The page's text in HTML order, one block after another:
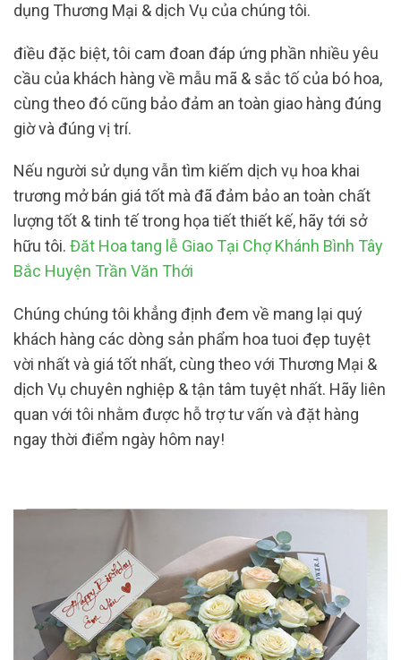
dụng Thương Mại & dịch Vụ của chúng tôi.
điều đặc biệt, tôi cam đoan đáp ứng phần nhiều yêu
cầu của khách hàng về mẫu mã & sắc tố của bó hoa,
cùng theo đó cũng bảo đảm an toàn giao hàng đúng
giờ và đúng vị trí.
Nếu người sử dụng vẫn tìm kiếm dịch vụ hoa khai
trương mở bán giá tốt mà đã đảm bảo an toàn chất
lượng tốt & tinh tế trong họa tiết thiết kế, hãy tới sở
hữu tôi. Đăt Hoa tang lễ Giao Tại Chợ Khánh Bình Tây
Bắc Huyện Trần Văn Thới
Chúng chúng tôi khẳng định đem về mang lại quý
khách hàng các dòng sản phẩm hoa tuoi đẹp tuyệt
vời nhất và giá tốt nhất, cùng theo với Thương Mại &
dịch Vụ chuyên nghiệp & tận tâm tuyệt nhất. Hãy liên
quan với tôi nhằm được hỗ trợ tư vấn và đặt hàng
ngay thời điểm ngày hôm nay!